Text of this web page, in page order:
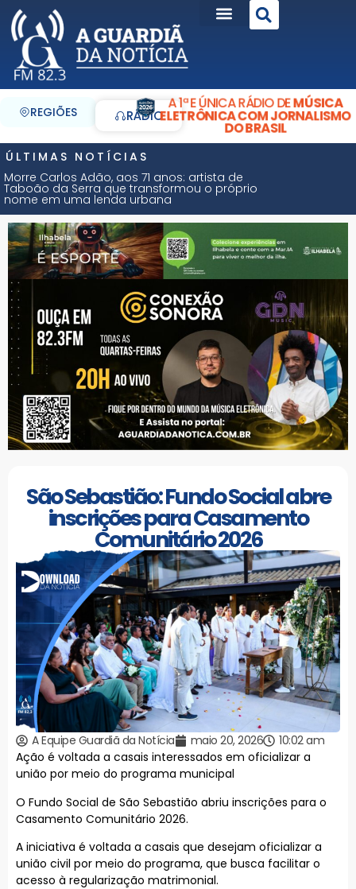
REGIÕES RÁDIO
A 1ª E ÚNICA RÁDIO DEMÚSICA
ELETRÔNICA COM JORNALISMO
DO BRASIL
ÚLTIMAS NOTÍCIAS
Morre Carlos Adão, aos 71 anos: artista de
Taboão da Serra que transformou o próprio
nome em uma lenda urbana
São Sebastião: Fundo Social abre
inscrições para Casamento
Comunitário 2026
A Equipe Guardiã da Notícia maio 20, 2026
10:02 am
Ação é voltada a casais interessados em oficializar a
união por meio do programa municipal
O Fundo Social de São Sebastião abriu inscrições para o
Casamento Comunitário 2026.
A iniciativa é voltada a casais que desejam oficializar a
união civil por meio do programa, que busca facilitar o
acesso à regularização matrimonial.